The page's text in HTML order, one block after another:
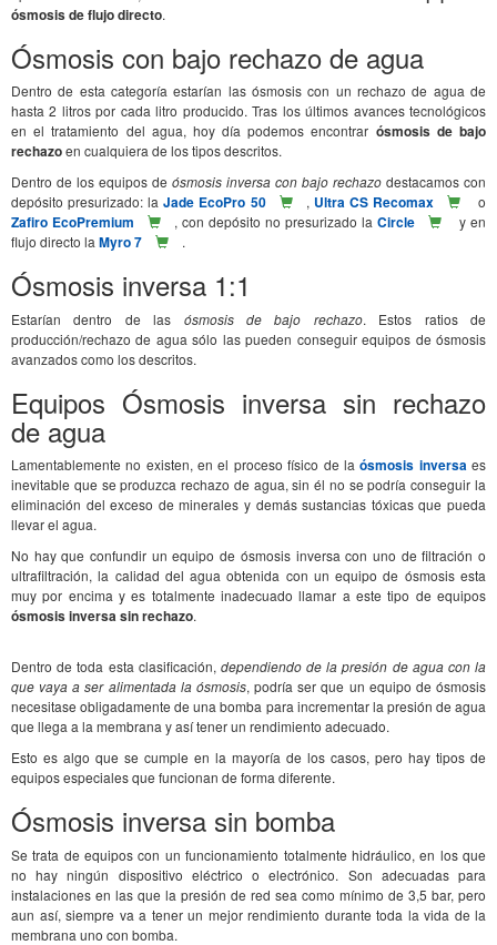
ósmosis de flujo directo.
Ósmosis con bajo rechazo de agua
Dentro de esta categoría estarían las ósmosis con un rechazo de agua de
hasta 2 litros por cada litro producido. Tras los últimos avances tecnológicos
en el tratamiento del agua, hoy día podemos encontrar ósmosis de bajo
rechazoen cualquiera de los tipos descritos.
Dentro de los equipos de ósmosis inversa con bajo rechazo destacamos con
depósito presurizado: laJade EcoPro 50 , Ultra CS Recomax o
Zafiro EcoPremium , con depósito no presurizado la Circle
y en
flujo directo la Myro 7 .
Ósmosis inversa 1:1
Estarían dentro de las ósmosis de bajo rechazo. Estos ratios de
producción/rechazo de agua sólo las pueden conseguir equipos de ósmosis
avanzados como los descritos.
Equipos Ósmosis inversa sin rechazo
de agua
Lamentablemente no existen, en el proceso físico de laósmosis inversa es
inevitable que se produzca rechazo de agua, sin él no se podría conseguir la
eliminación del exceso de minerales y demás sustancias tóxicas que pueda
llevar el agua.
No hay que confundir un equipo de ósmosis inversa con uno de filtración o
ultrafiltración, la calidad del agua obtenida con un equipo de ósmosis esta
muy por encima y es totalmente inadecuado llamar a este tipo de equipos
ósmosis inversa sin rechazo.
Dentro de toda esta clasificación, dependiendo de la presión de agua con la
que vaya a ser alimentada la ósmosis, podría ser que un equipo de ósmosis
necesitase obligadamente de una bomba para incrementar la presión de agua
que llega a la membrana y así tener un rendimiento adecuado.
Esto es algo que se cumple en la mayoría de los casos, pero hay tipos de
equipos especiales que funcionan de forma diferente.
Ósmosis inversa sin bomba
Se trata de equipos con un funcionamiento totalmente hidráulico, en los que
no hay ningún dispositivo eléctrico o electrónico. Son adecuadas para
instalaciones en las que la presión de red sea como mínimo de 3,5 bar, pero
aun así, siempre va a tener un mejor rendimiento durante toda la vida de la
membrana uno con bomba.